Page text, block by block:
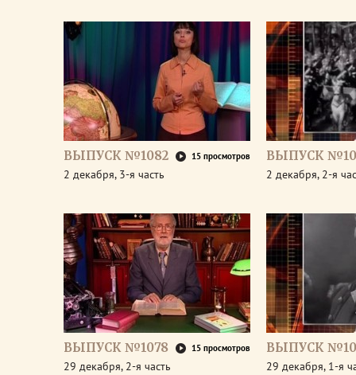
ВЫПУСК №1082 15 просмотров
2 декабря, 3-я часть
ВЫПУСК
2 декабря, 2-я
ВЫПУСК №1078 15 просмотров
29 декабря, 2-я часть
ВЫПУСК
29 декабря, 1-я